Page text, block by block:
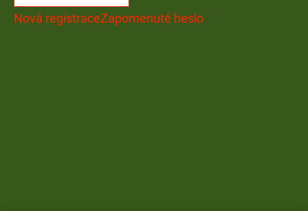
Nová registraceZapomenuté heslo